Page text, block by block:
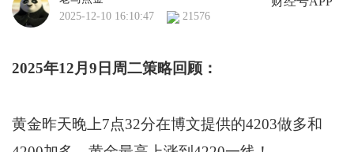
2025-12-10 16:10:47
21576
2025年12月9日周二策略回顾：
黄金昨天晚上7点32分在博文提供的4203做多和